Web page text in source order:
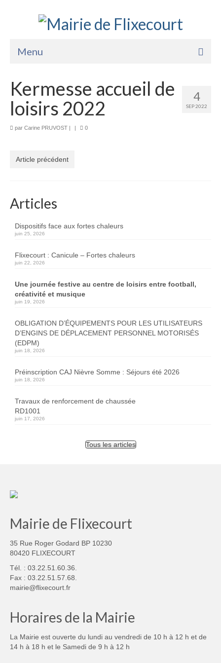
Menu
La Mairie
Vie Pratique
Enfance Jeunesse
4
SEP 2022
Kermesse accueil de
loisirs 2022
par Carine PRUVOST | | 0
Article précédent
Articles
Dispositifs face aux fortes chaleurs
juin 25, 2026
Flixecourt : Canicule – Fortes chaleurs
juin 22, 2026
Une journée festive au centre de loisirs entre football,
créativité et musique
juin 19, 2026
OBLIGATION D’ÉQUIPEMENTS POUR LES UTILISATEURS
D’ENGINS DE DÉPLACEMENT PERSONNEL MOTORISÉS
(EDPM)
juin 18, 2026
Préinscription CAJ Nièvre Somme : Séjours été 2026
juin 18, 2026
Travaux de renforcement de chaussée
RD1001
juin 17, 2026
Tous les articles
Mairie de Flixecourt
35 Rue Roger Godard BP 10230
80420 FLIXECOURT
Tél. : 03.22.51.60.36.
Fax : 03.22.51.57.68.
mairie@flixecourt.fr
Horaires de la Mairie
La Mairie est ouverte du lundi au vendredi de 10 h à 12 h et de
14 h à 18 h et le Samedi de 9 h à 12 h